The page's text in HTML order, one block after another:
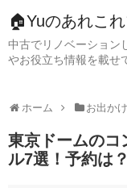
🏠Yuのあれこ
中古でリノベーション
やお役立ち情報を載せ
ホーム お出かけ
東京ドームのコ
ル7選！予約は？